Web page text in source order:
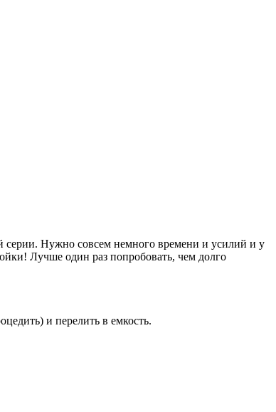
Нужно совсем немного времени и усилий и у
Лучше один раз попробовать, чем долго
и перелить в емкость.